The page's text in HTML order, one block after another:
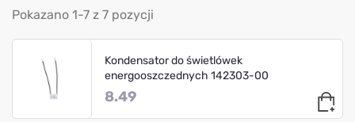
Pokazano 1-7 z 7 pozycji
Kondensator do świetlówek
energooszczednych 142303-00
8.49